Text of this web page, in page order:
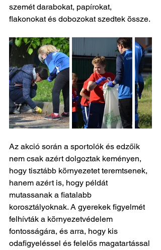
szemét darabokat, papírokat,
flakonokat és dobozokat szedtek össze.
Az akció során a sportolók és edzőik
nem csak azért dolgoztak keményen,
hogy tisztább környezetet teremtsenek,
hanem azért is, hogy példát
mutassanak a fiatalabb
korosztályoknak. A gyerekek figyelmét
felhívták a környezetvédelem
fontosságára, és arra, hogy kis
odafigyeléssel és felelős magatartással